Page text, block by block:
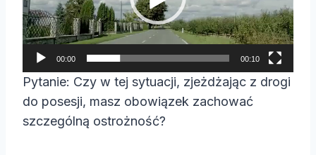
a
r
z
c
z
v
00:00 00:10
Pytanie: Czy w tej sytuacji, zjeżdżając z drogi
do posesji, masz obowiązek zachować
szczególną ostrożność?